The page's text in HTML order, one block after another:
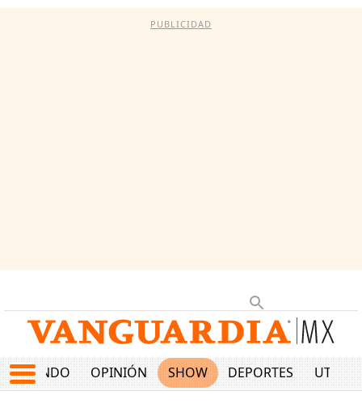
PUBLICIDAD
MUNDO OPINIÓN SHOW DEPORTES